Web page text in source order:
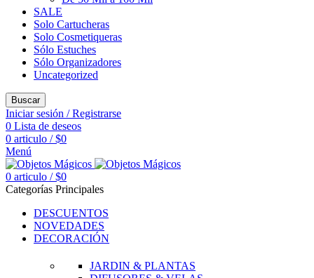
SALE
Solo Cartucheras
Solo Cosmetiqueras
Sólo Estuches
Sólo Organizadores
Uncategorized
Buscar
Iniciar sesión / Registrarse
0 Lista de deseos
0 articulo / $0
Menú
0 articulo / $0
Categorías Principales
DESCUENTOS
NOVEDADES
DECORACIÓN
JARDIN & PLANTAS